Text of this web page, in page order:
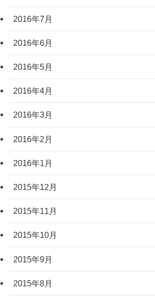
2016年7月
2016年6月
2016年5月
2016年4月
2016年3月
2016年2月
2016年1月
2015年12月
2015年11月
2015年10月
2015年9月
2015年8月